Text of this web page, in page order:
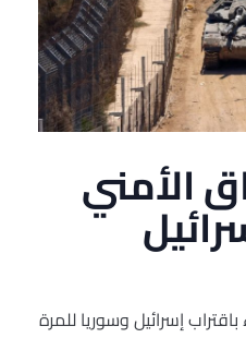
الأمني
أنباء باقتراب إسرائيل وسوريا للمرة